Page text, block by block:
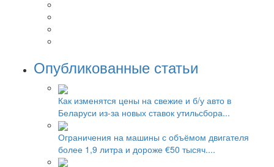
Опубликованные статьи
Как изменятся цены на свежие и б/у авто в
Беларуси из-за новых ставок утильсбора...
Ограничения на машины с объёмом двигателя
более 1,9 литра и дороже €50 тысяч....